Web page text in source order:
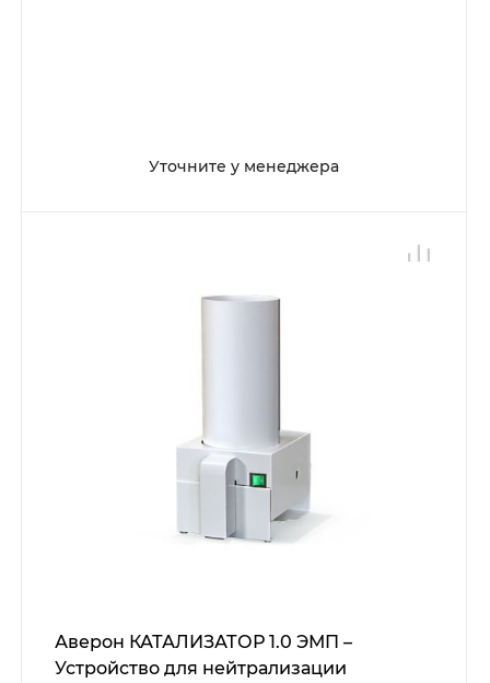
Уточните у менеджера
Аверон КАТАЛИЗАТОР 1.0 ЭМП –
Устройство для нейтрализации